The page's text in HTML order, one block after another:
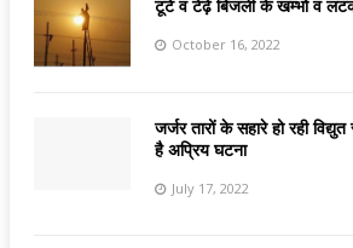
टूटे व टेढ़े बिजली के खम्भो व
October 16, 2022
जर्जर तारों के सहारे हो रही
है अप्रिय घटना
July 17, 2022